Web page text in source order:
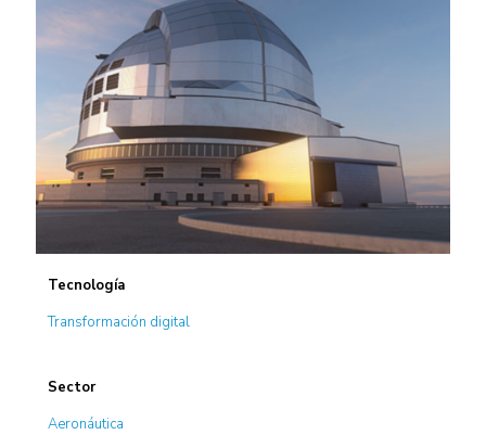
Tecnología
Transformación digital
Sector
Aeronáutica